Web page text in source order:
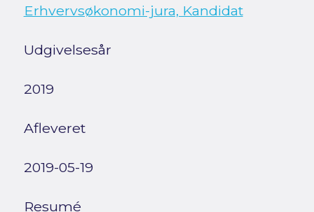
Erhvervsøkonomi-jura, Kandidat
Udgivelsesår
2019
Afleveret
2019-05-19
Resumé